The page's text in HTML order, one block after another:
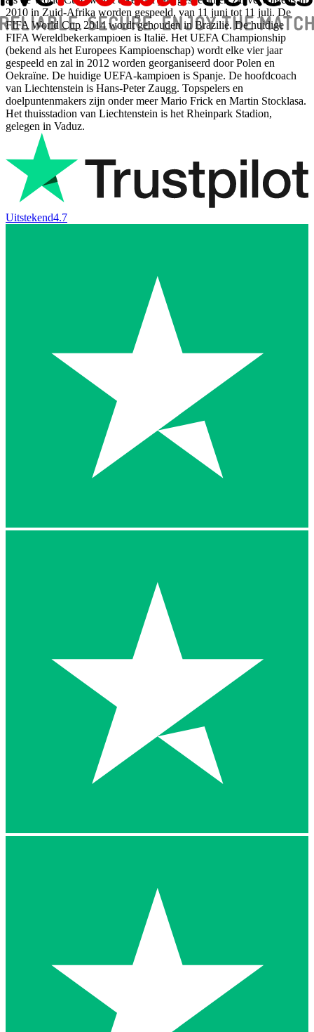
2010 in Zuid-Afrika worden gespeeld, van 11 juni tot 11 juli. De
FIFA World Cup 2014 wordt gehouden in Brazilië. De huidige
FIFA Wereldbekerkampioen is Italië. Het UEFA Championship
(bekend als het Europees Kampioenschap) wordt elke vier jaar
gespeeld en zal in 2012 worden georganiseerd door Polen en
Oekraïne. De huidige UEFA-kampioen is Spanje. De hoofdcoach
van Liechtenstein is Hans-Peter Zaugg. Topspelers en
doelpuntenmakers zijn onder meer Mario Frick en Martin Stocklasa.
Het thuisstadion van Liechtenstein is het Rheinpark Stadion,
gelegen in Vaduz.
Uitstekend4.7